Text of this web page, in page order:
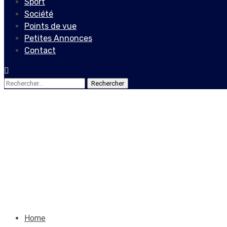
Société
Points de vue
Petites Annonces
Contact
Rechercher :
Home